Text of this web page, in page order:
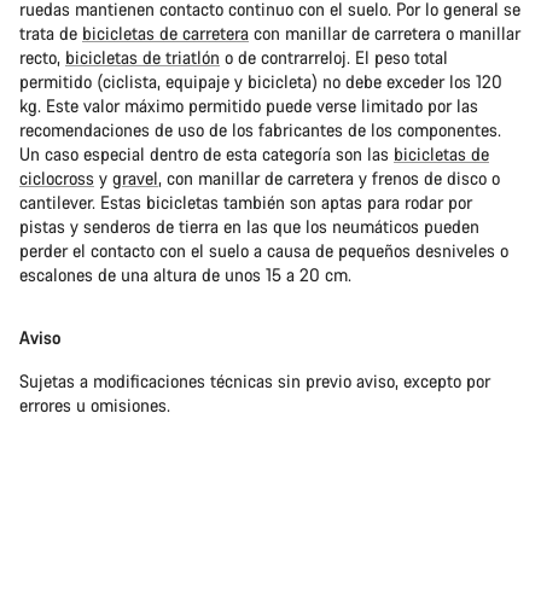
ruedas mantienen contacto continuo con el suelo. Por lo general se
trata de bicicletas de carretera con manillar de carretera o manillar
recto, bicicletas de triatlón o de contrarreloj. El peso total
permitido (ciclista, equipaje y bicicleta) no debe exceder los 120
kg. Este valor máximo permitido puede verse limitado por las
recomendaciones de uso de los fabricantes de los componentes.
Un caso especial dentro de esta categoría son las bicicletas de
ciclocross y gravel, con manillar de carretera y frenos de disco o
cantilever. Estas bicicletas también son aptas para rodar por
pistas y senderos de tierra en las que los neumáticos pueden
perder el contacto con el suelo a causa de pequeños desniveles o
escalones de una altura de unos 15 a 20 cm.
Aviso
Sujetas a modificaciones técnicas sin previo aviso, excepto por
errores u omisiones.